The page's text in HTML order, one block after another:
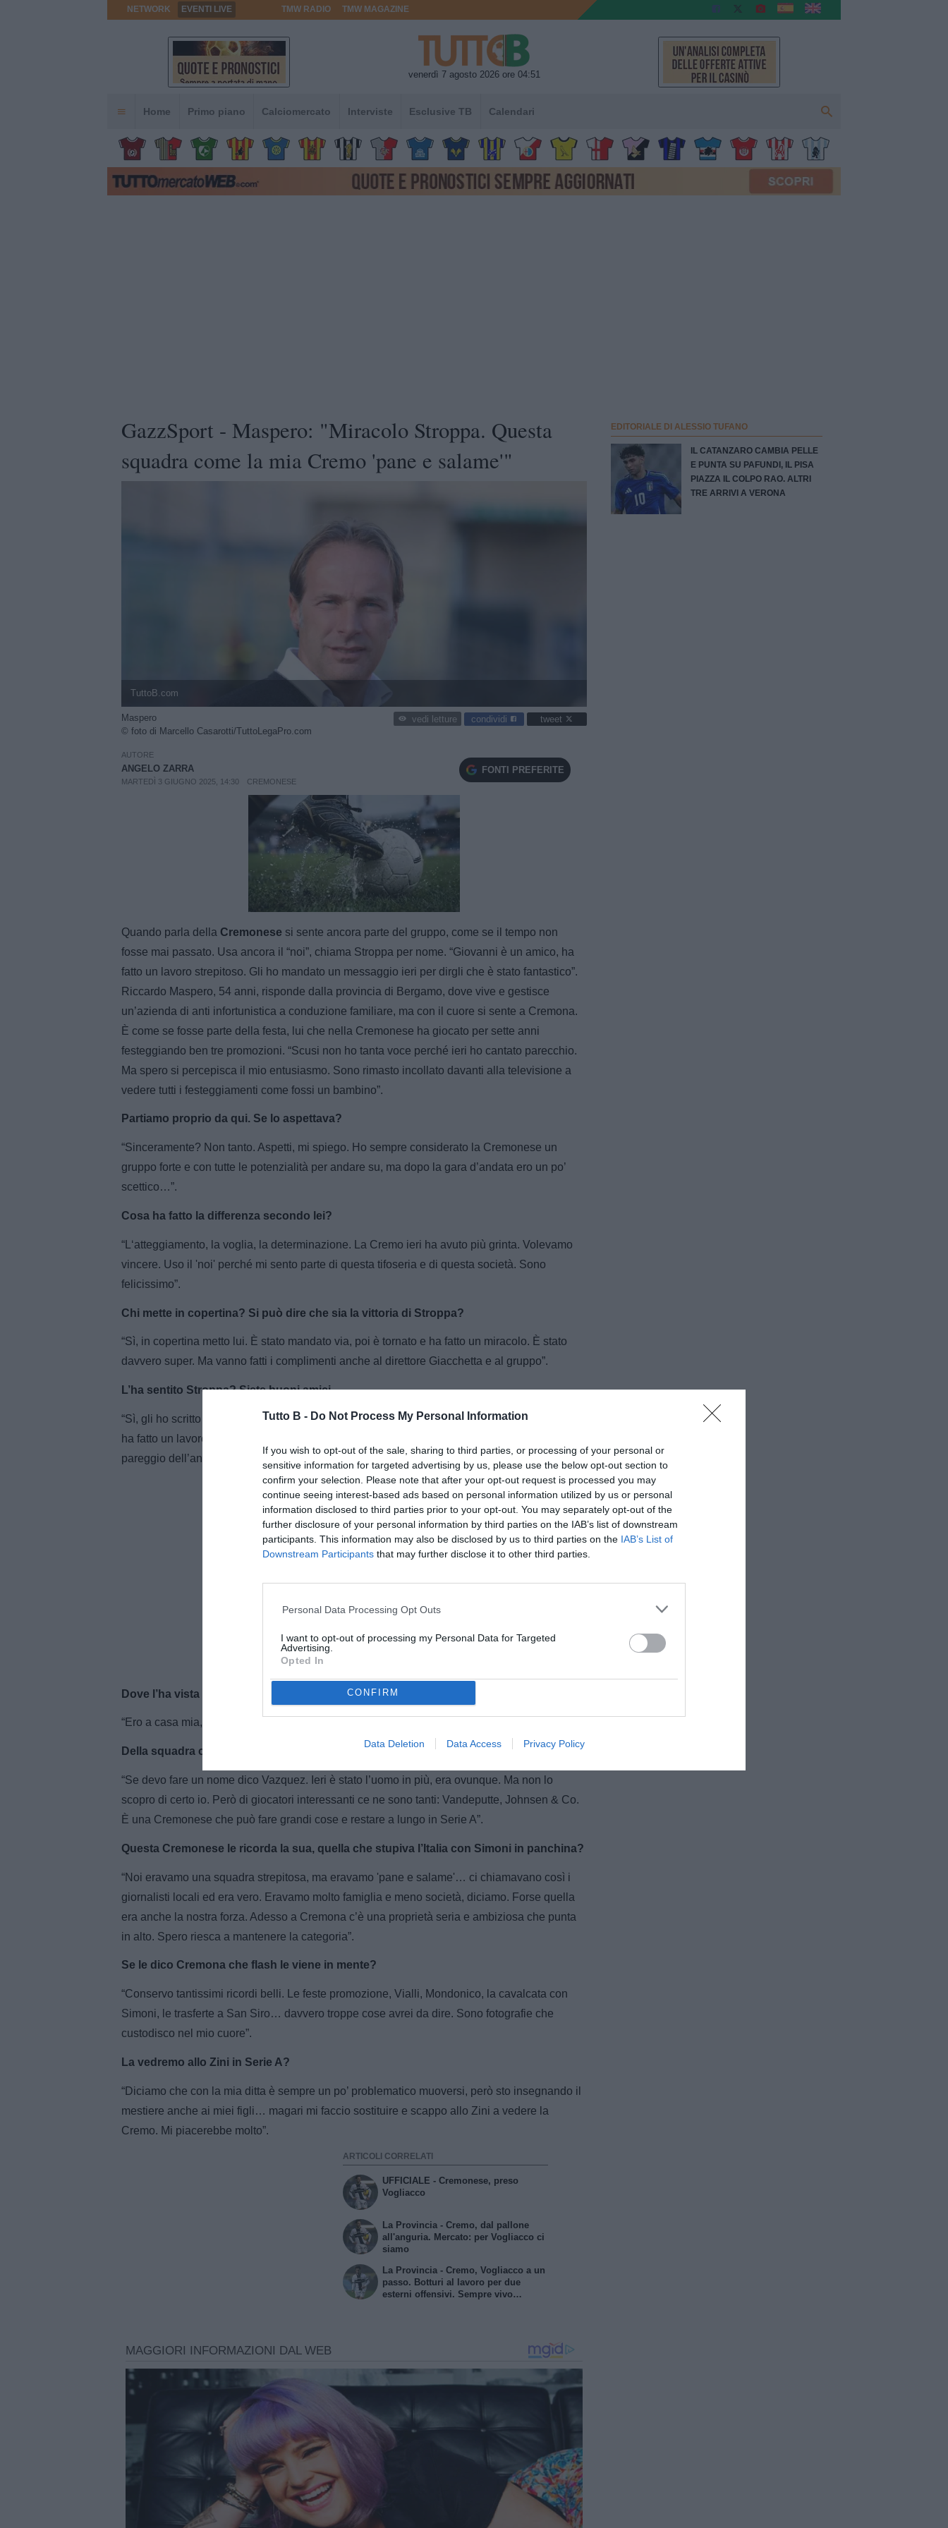
Tutto B - Do Not Process My Personal Information
If you wish to opt-out of the sale, sharing to third parties, or processing of your personal or
sensitive information for targeted advertising by us, please use the below opt-out section to
confirm your selection. Please note that after your opt-out request is processed you may
continue seeing interest-based ads based on personal information utilized by us or personal
information disclosed to third parties prior to your opt-out. You may separately opt-out of the
further disclosure of your personal information by third parties on the IAB’s list of downstream
participants. This information may also be disclosed by us to third parties on the IAB’s List of
Downstream Participants that may further disclose it to other third parties.
Personal Data Processing Opt Outs
I want to opt-out of processing my Personal Data for Targeted
Advertising.
Opted In
CONFIRM
Data Deletion Data Access Privacy Policy
NETWORK EVENTI LIVE TMW RADIO TMW MAGAZINE
venerdì 7 agosto 2026 ore 04:51
Home Primo piano Calciomercato Interviste Esclusive TB Calendari
GazzSport - Maspero: "Miracolo Stroppa. Questa
squadra come la mia Cremo 'pane e salame'"
TuttoB.com
Maspero
© foto di Marcello Casarotti/TuttoLegaPro.com
vedi letture condividi tweet
AUTORE
ANGELO ZARRA
MARTEDÌ 3 GIUGNO 2025, 14:30 CREMONESE
FONTI PREFERITE
Unmute
Loaded
100.00%
Quando parla della Cremonese si sente ancora parte del gruppo, come se il tempo non
fosse mai passato. Usa ancora il “noi”, chiama Stroppa per nome. “Giovanni è un amico, ha
fatto un lavoro strepitoso. Gli ho mandato un messaggio ieri per dirgli che è stato fantastico”.
Riccardo Maspero, 54 anni, risponde dalla provincia di Bergamo, dove vive e gestisce
un’azienda di anti infortunistica a conduzione familiare, ma con il cuore si sente a Cremona.
È come se fosse parte della festa, lui che nella Cremonese ha giocato per sette anni
festeggiando ben tre promozioni. “Scusi non ho tanta voce perché ieri ho cantato parecchio.
Ma spero si percepisca il mio entusiasmo. Sono rimasto incollato davanti alla televisione a
vedere tutti i festeggiamenti come fossi un bambino”.
Partiamo proprio da qui. Se lo aspettava?
“Sinceramente? Non tanto. Aspetti, mi spiego. Ho sempre considerato la Cremonese un
gruppo forte e con tutte le potenzialità per andare su, ma dopo la gara d’andata ero un po’
scettico…”.
Cosa ha fatto la differenza secondo lei?
“L‘atteggiamento, la voglia, la determinazione. La Cremo ieri ha avuto più grinta. Volevamo
vincere. Uso il 'noi' perché mi sento parte di questa tifoseria e di questa società. Sono
felicissimo”.
Chi mette in copertina? Si può dire che sia la vittoria di Stroppa?
“Sì, in copertina metto lui. È stato mandato via, poi è tornato e ha fatto un miracolo. È stato
davvero super. Ma vanno fatti i complimenti anche al direttore Giacchetta e al gruppo”.
L’ha sentito Stroppa? Siete buoni amici…
“Sì, gli ho scritto al fischio finale. È un amico. Gli ho ribadito il fatto che è stato fantastico e che
ha fatto un lavoro super. Per me il suo successo è stato il saper tenere alta l’asticella dopo il
pareggio dell’andata. La Cremonese poteva vincere solo con una prestazione così”.
Dove l’ha vista ieri?
“Ero a casa mia, in provincia di Bergamo, ma mi creda mi sentivo al Picco”.
Della squadra chi le è piaciuto di più?
“Se devo fare un nome dico Vazquez. Ieri è stato l’uomo in più, era ovunque. Ma non lo
scopro di certo io. Però di giocatori interessanti ce ne sono tanti: Vandeputte, Johnsen & Co.
È una Cremonese che può fare grandi cose e restare a lungo in Serie A”.
Questa Cremonese le ricorda la sua, quella che stupiva l’Italia con Simoni in panchina?
“Noi eravamo una squadra strepitosa, ma eravamo 'pane e salame'… ci chiamavano così i
giornalisti locali ed era vero. Eravamo molto famiglia e meno società, diciamo. Forse quella
era anche la nostra forza. Adesso a Cremona c’è una proprietà seria e ambiziosa che punta
in alto. Spero riesca a mantenere la categoria”.
Se le dico Cremona che flash le viene in mente?
“Conservo tantissimi ricordi belli. Le feste promozione, Vialli, Mondonico, la cavalcata con
Simoni, le trasferte a San Siro… davvero troppe cose avrei da dire. Sono fotografie che
custodisco nel mio cuore”.
La vedremo allo Zini in Serie A?
“Diciamo che con la mia ditta è sempre un po’ problematico muoversi, però sto insegnando il
mestiere anche ai miei figli… magari mi faccio sostituire e scappo allo Zini a vedere la
Cremo. Mi piacerebbe molto”.
ARTICOLI CORRELATI
UFFICIALE - Cremonese, preso
Vogliacco
La Provincia - Cremo, dal pallone
all'anguria. Mercato: per Vogliacco ci
siamo
La Provincia - Cremo, Vogliacco a un
passo. Botturi al lavoro per due
esterni offensivi. Sempre vivo
EDITORIALE DI ALESSIO TUFANO
IL CATANZARO CAMBIA PELLE
E PUNTA SU PAFUNDI, IL PISA
PIAZZA IL COLPO RAO. ALTRI
TRE ARRIVI A VERONA